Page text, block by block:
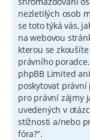
nezletilých osob
se toto týká vás,
na webovou
kterou se
právního
phpBB Limited
poskytovat
pro právní zájmy
uvedených v
stížnosti a/nebo
fóra?“.